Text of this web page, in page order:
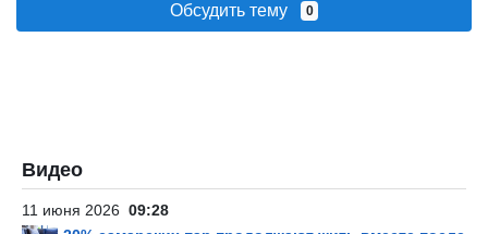
Обсудить тему 0
Видео
11 июня 2026 09:28